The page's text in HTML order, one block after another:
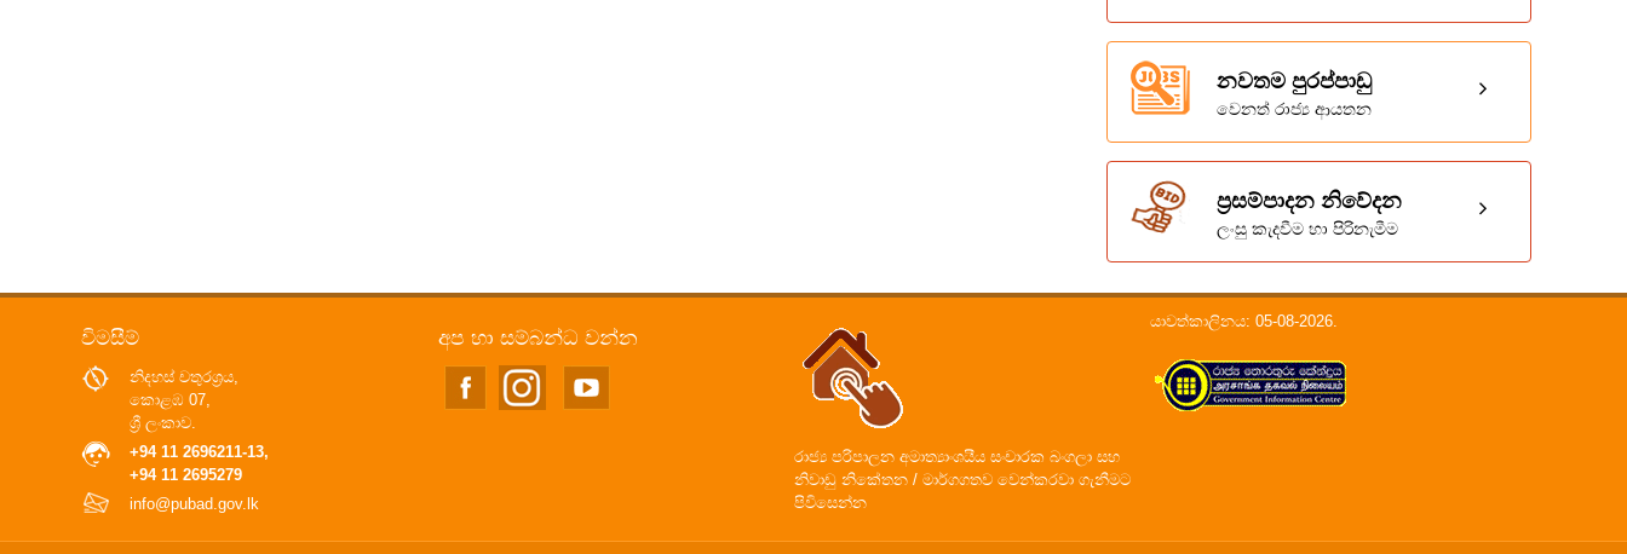
නවතම පුරප්පාඩු
වෙනත් රාජ්‍ය ආයතන
ප්‍රසම්පාදන නිවේදන
ලංසු කැදවීම හා පිරිනැමීම
විමසීම්
නිදහස් චතුරශ්‍රය,
කොළඹ 07,
ශ්‍රී ලංකාව.
+94 11 2696211-13,
+94 11 2695279
info@pubad.gov.lk
අප හා සම්බන්ධ වන්න
රාජ්‍ය පරිපාලන අමාත්‍යාංශයීය සංචාරක බංගලා සහ
නිවාඩු නිකේතන / මාර්ගගතව වෙන්කරවා ගැනීමට
පිවිසෙන්න
යාවත්කාලිනය: 05-08-2026.